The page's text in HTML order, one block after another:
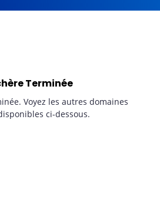
Terminée
Voyez les autres domaines
ci-dessous.